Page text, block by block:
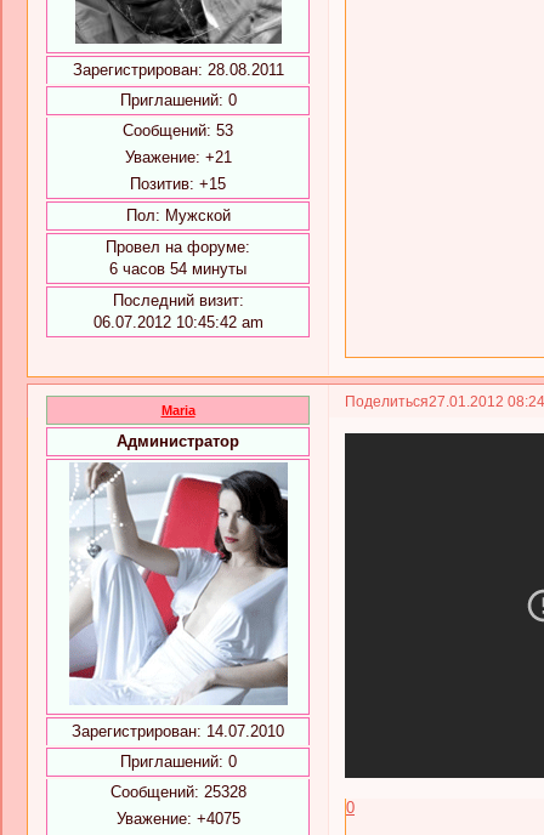
Зарегистрирован: 28.08.2011
Приглашений: 0
Сообщений: 53
Уважение: +21
Позитив: +15
Пол: Мужской
Провел на форуме:
6 часов 54 минуты
Последний визит:
06.07.2012 10:45:42 am
Поделиться27.01.2012
Maria
Администратор
Зарегистрирован: 14.07.2010
Приглашений: 0
Сообщений: 25328
Уважение: +4075
0